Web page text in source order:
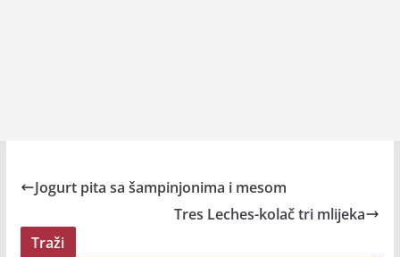
Jogurt pita sa šampinjonima i mesom
Tres Leches-kolač tri mlijeka
Traži